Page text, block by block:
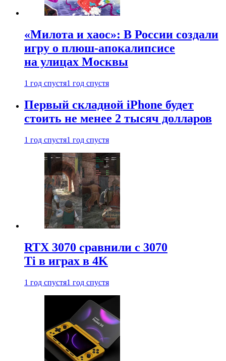
«Милота и хаос»: В России создали
игру о плюш-апокалипсисе
на улицах Москвы
1 год спустя1 год спустя
Первый складной iPhone будет
стоить не менее 2 тысяч долларов
1 год спустя1 год спустя
RTX 3070 сравнили с 3070
Ti в играх в 4K
1 год спустя1 год спустя